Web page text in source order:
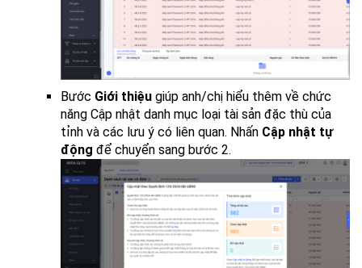
Bước Giới thiệu giúp anh/chị hiểu thêm về chức
năng Cập nhật danh mục loại tài sản đặc thù của
tỉnh và các lưu ý có liên quan. Nhấn Cập nhật tự
động để chuyển sang bước 2.